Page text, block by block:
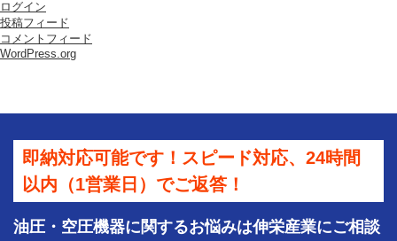
ログイン
投稿フィード
コメントフィード
WordPress.org
即納対応可能です！スピード対応、24時間
以内（1営業日）でご返答！
油圧・空圧機器に関するお悩みは伸栄産業にご相談